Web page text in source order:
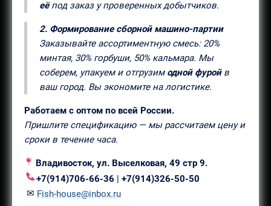
еёпод заказ у проверенных добытчиков.
2. Формирование сборной машино-партии
Заказывайте ассортиментную смесь: 20%
минтая, 30% горбуши, 50% кальмара. Мы
соберем, упакуем и отгрузим одной фуройв
ваш город. Вы экономите на логистике.
Работаем с оптом по всей России.
Пришлите спецификацию — мы рассчитаем цену и
сроки в течение часа.
Владивосток, ул. Выселковая, 49 стр 9.
+7(914)706-66-36 | +7(914)326-50-50
✉ Fish-house@inbox.ru